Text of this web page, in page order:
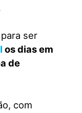
ser
os dias em
de
com